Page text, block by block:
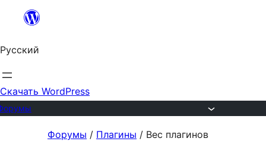
Перейти
содержимому
Русский
Скачать WordPress
Форумы / Плагины / Вес плагинов